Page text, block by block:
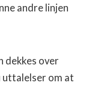
andre linjen
dekkes over
uttalelser om at